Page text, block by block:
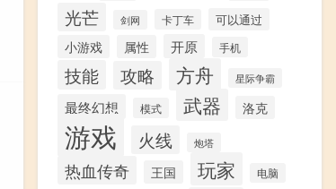
光芒 剑网 卡丁车 可以通过
小游戏 属性 开原 手机
技能 攻略 方舟 星际争霸
最终幻想 模式 武器 洛克
游戏 火线 炮塔
热血传奇 王国 玩家 电脑